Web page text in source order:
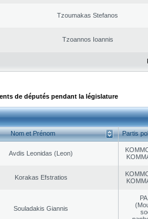
Tzoumakas Stefanos
Tzoannos Ioannis
de députés pendant la législature
Nom et Prénom Partis
Avdis Leonidas (Leon)
Korakas Efstratios
Souladakis Giannis